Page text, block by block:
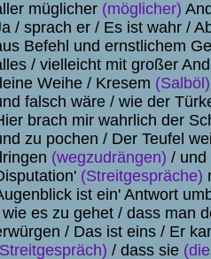
müglicher (möglicher)
/ sprach er / Es ist wahr /
Befehl und ernstlichem
/ vielleicht mit großer
Weihe / Kresem (Salböl)
falsch wäre / wie der
brach mir wahrlich der
zu pochen / Der Teufel
(wegzudrängen) / und
(Streitgespräche)
ist ein' Antwort
es zu gehet / dass man
/ Das ist eins / Er
/ dass sie